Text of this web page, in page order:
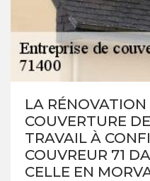
LA RÉNOVATION
COUVERTURE
TRAVAIL À
COUVREUR 71
CELLE EN